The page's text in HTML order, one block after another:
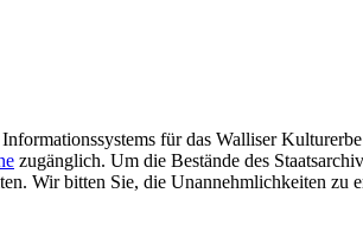
für das Walliser
zugänglich. Um die Bestände des
Wir bitten Sie, die Unannehmlichkeiten zu